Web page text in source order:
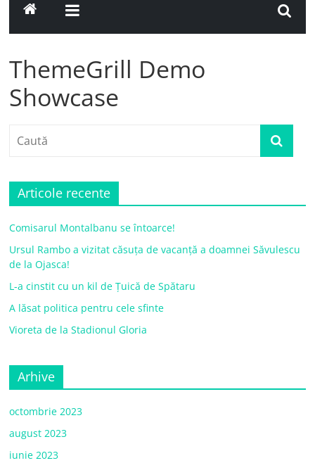
ThemeGrill Demo
Showcase
Articole recente
Comisarul Montalbanu se întoarce!
Ursul Rambo a vizitat căsuța de vacanță a doamnei Săvulescu
de la Ojasca!
L-a cinstit cu un kil de Țuică de Spătaru
A lăsat politica pentru cele sfinte
Vioreta de la Stadionul Gloria
Arhive
octombrie 2023
august 2023
iunie 2023